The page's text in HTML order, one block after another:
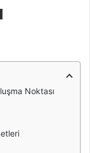
Noktası